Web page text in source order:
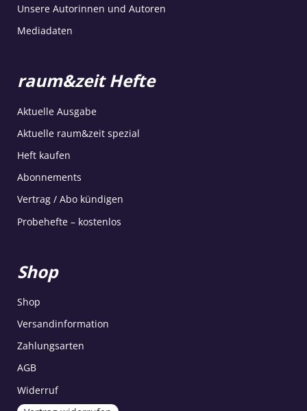
Unsere Autorinnen und Autoren
Mediadaten
raum&zeit Hefte
Aktuelle Ausgabe
Aktuelle raum&zeit spezial
Heft kaufen
Abonnements
Vertrag / Abo kündigen
Probehefte – kostenlos
Shop
Shop
Versandinformation
Zahlungsarten
AGB
Widerruf